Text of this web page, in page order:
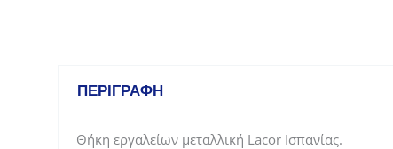
ΠΕΡΙΓΡΑΦΉ
Θήκη εργαλείων μεταλλική Lacor Ισπανίας.